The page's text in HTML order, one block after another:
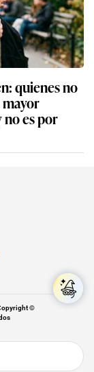
quienes no
no es por
©